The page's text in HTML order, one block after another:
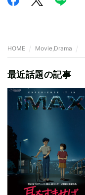
HOME Movie,Drama
最近話題の記事